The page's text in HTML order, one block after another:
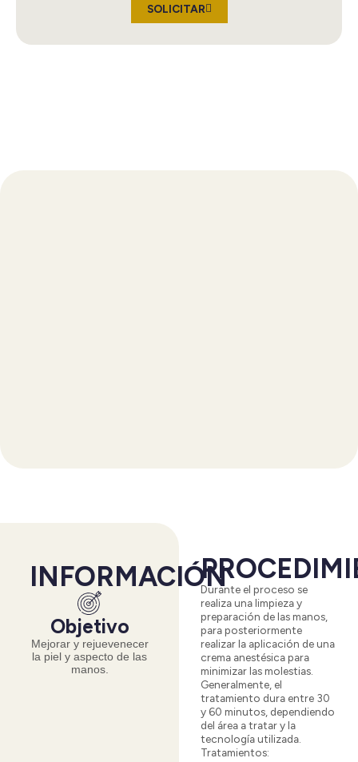
SOLICITAR
INFORMACIÓN
Objetivo
Mejorar y rejuevenecer
la piel y aspecto de las
manos.
Durante el proceso se
realiza una limpieza y
preparación de las manos,
para posteriormente
realizar la aplicación de una
crema anestésica para
minimizar las molestias.
Generalmente, el
tratamiento dura entre 30
y 60 minutos, dependiendo
del área a tratar y la
tecnología utilizada.
Tratamientos: